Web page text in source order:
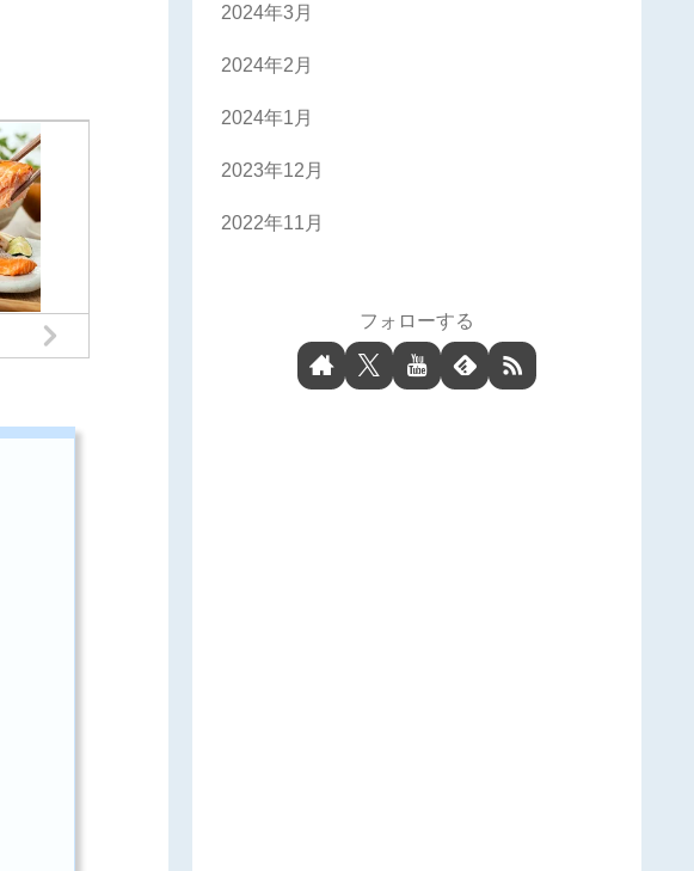
2024年3月
2024年2月
2024年1月
2023年12月
2022年11月
フォローする